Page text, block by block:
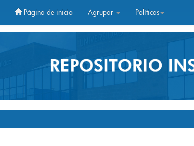
Página de inicio Agrupar Políticas